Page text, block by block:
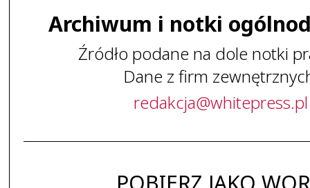
Archiwum i notki
Źródło podane na dole notki
Dane z firm
redakcja@whitepress.pl